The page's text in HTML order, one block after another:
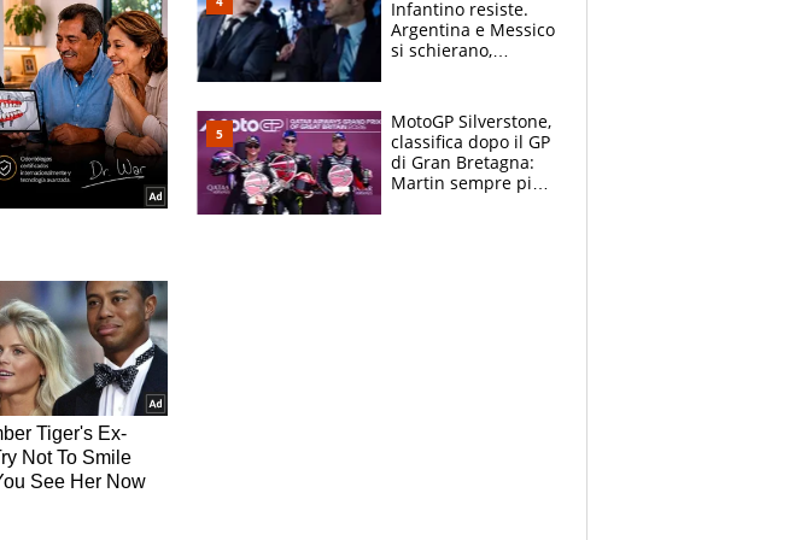
Infantino resiste.
Argentina e Messico
si schierano,
MotoGP Silverstone,
classifica dopo il GP
di Gran Bretagna:
Martin sempre più